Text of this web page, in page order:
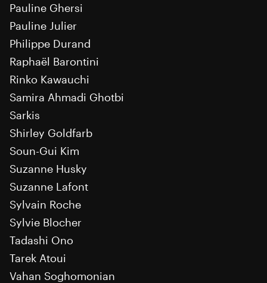
Pauline Ghersi
Pauline Julier
Philippe Durand
Raphaël Barontini
Rinko Kawauchi
Samira Ahmadi Ghotbi
Sarkis
Shirley Goldfarb
Soun-Gui Kim
Suzanne Husky
Suzanne Lafont
Sylvain Roche
Sylvie Blocher
Tadashi Ono
Tarek Atoui
Vahan Soghomonian